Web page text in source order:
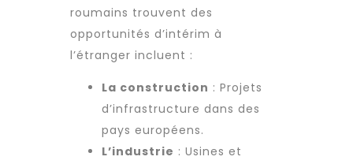
roumains trouvent des
opportunités d’intérim à
l’étranger incluent :
La construction : Projets
d’infrastructure dans des
pays européens.
L’industrie : Usines et